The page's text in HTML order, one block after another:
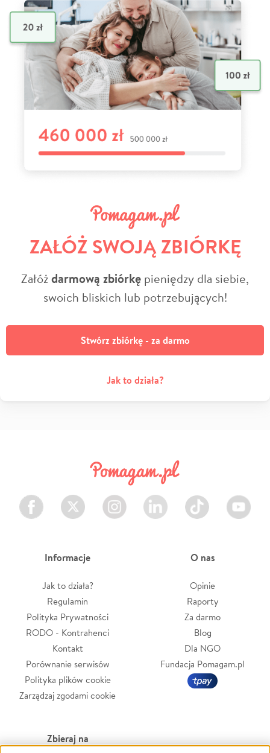
ZAŁÓŻ SWOJĄ ZBIÓRKĘ
Załóżdarmową zbiórkę pieniędzy dla siebie,
swoich bliskich lub potrzebujących!
Stwórz zbiórkę - za darmo
Jak to działa?
Facebook Twitter Instagram LinkedIn TikTok Youtube
Informacje
Jak to działa?
Regulamin
Polityka Prywatności
RODO - Kontrahenci
Kontakt
Porównanie serwisów
Polityka plików cookie
Zarządzaj zgodami cookie
O nas
Opinie
Raporty
Za darmo
Blog
Dla NGO
Fundacja Pomagam.pl
Zbieraj na